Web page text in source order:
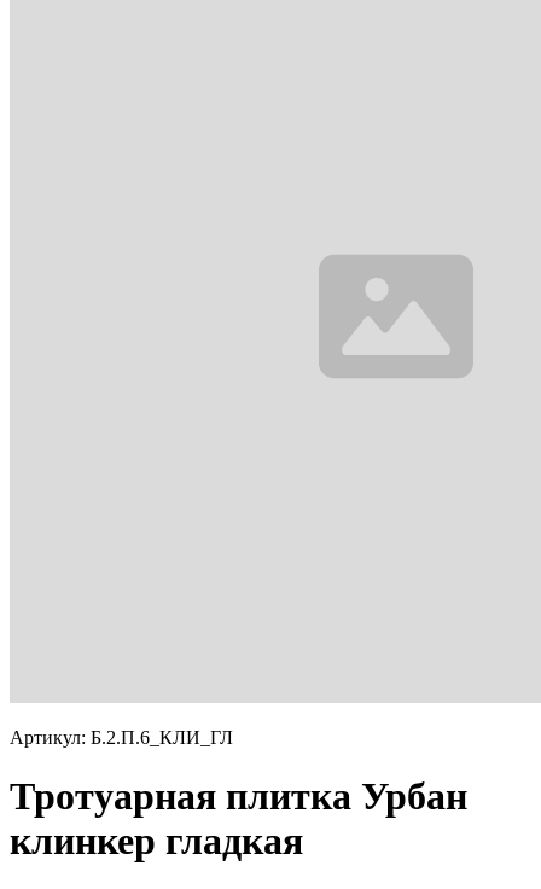
Артикул: Б.2.П.6_КЛИ_ГЛ
Тротуарная плитка Урбан
клинкер гладкая